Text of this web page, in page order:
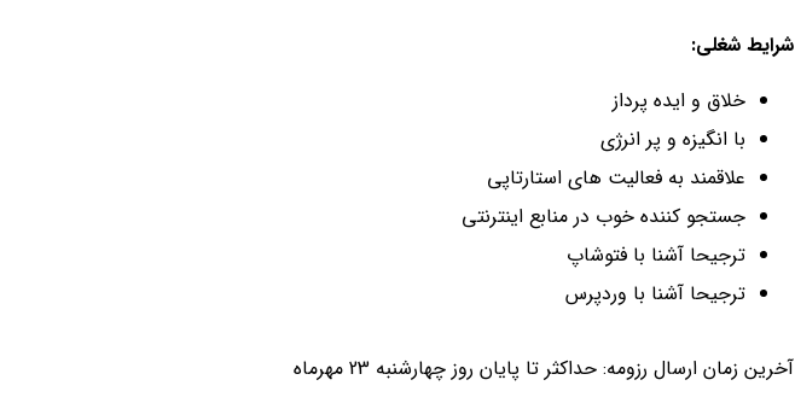
شرایط شغلی:
خلاق و ایده پرداز
با انگیزه و پر انرژی
علاقمند به فعالیت های استارتاپی
جستجو کننده خوب در منابع اینترنتی
ترجیحا آشنا با فتوشاپ
ترجیحا آشنا با وردپرس
آخرین زمان ارسال رزومه: حداکثر تا پایان روز چهارشنبه 23 مهرماه